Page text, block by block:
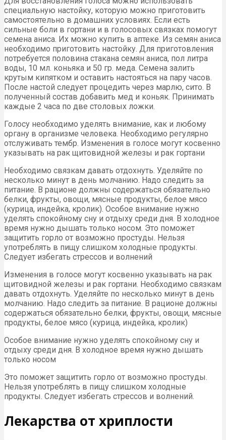
специальную настойку, которую можно приготовить
самостоятельно в домашних условиях. Если есть
сильные боли в гортани и в голосовых связках помогут
семена аниса. Их можно купить в аптеке. Из семян аниса
необходимо приготовить настойку. Для приготовления
потребуется половина стакана семян аниса, пол литра
воды, 10 мл. коньяка и 50 гр. меда. Семена залить
крутым кипятком и оставить настояться на пару часов.
После настой следует процедить через марлю, сито. В
полученный состав добавить мед и коньяк. Принимать
каждые 2 часа по две столовых ложки.
Голосу необходимо уделять внимание, как и любому
органу в организме человека. Необходимо регулярно
отслуживать тембр. Изменения в голосе могут косвенно
указывать на рак щитовидной железы и рак гортани
Необходимо связкам давать отдохнуть. Уделяйте по
несколько минут в день молчанию. Надо следить за
питание. В рационе должны содержаться обязательно
белки, фрукты, овощи, мясные продукты, белое мясо
(курица, индейка, кролик). Особое внимание нужно
уделять спокойному сну и отдыху среди дня. В холодное
время нужно дышать только носом. Это поможет
защитить горло от возможно простуды. Нельзя
употреблять в пищу слишком холодные продукты.
Следует избегать стрессов и волнений
Изменения в голосе могут косвенно указывать на рак
щитовидной железы и рак гортани. Необходимо связкам
давать отдохнуть. Уделяйте по несколько минут в день
молчанию. Надо следить за питание. В рационе должны
содержаться обязательно белки, фрукты, овощи, мясные
продукты, белое мясо (курица, индейка, кролик)
Особое внимание нужно уделять спокойному сну и
отдыху среди дня. В холодное время нужно дышать
только носом
Это поможет защитить горло от возможно простуды.
Нельзя употреблять в пищу слишком холодные
продукты. Следует избегать стрессов и волнений.
Лекарства от хриплости